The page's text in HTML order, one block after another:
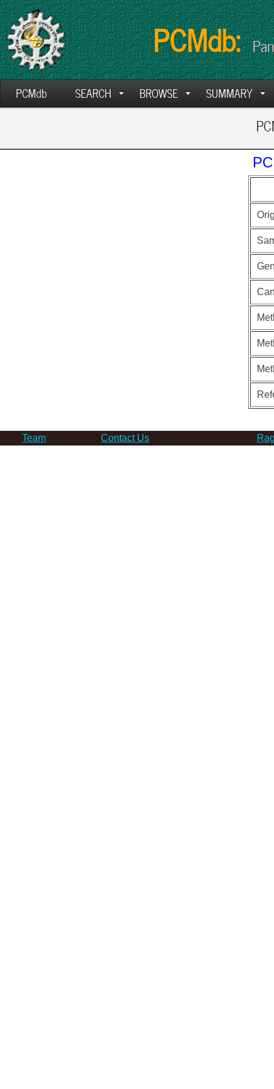
PCMdb:
PCMdb SEARCH BROWSE SUMMARY
Team Contact Us